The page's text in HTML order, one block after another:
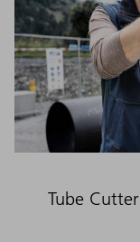
Tube Cutter